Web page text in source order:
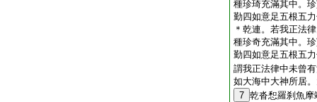
種珍琦充滿其中。
勤四如意足五根五
＊乾連。若我正法
種珍奇充滿其中。
勤四如意足五根五
謂我正法律中未曾
如大海中大神所居
7 乾沓惒羅刹魚